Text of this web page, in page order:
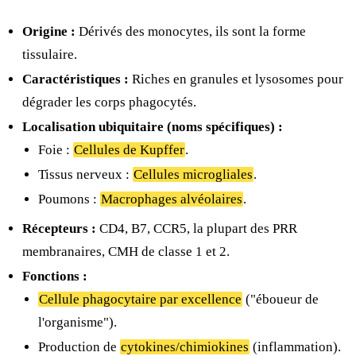
Origine : Dérivés des monocytes, ils sont la forme
tissulaire.
Caractéristiques : Riches en granules et lysosomes pour
dégrader les corps phagocytés.
Localisation ubiquitaire (noms spécifiques) :
Foie : Cellules de Kupffer.
Tissus nerveux : Cellules microgliales.
Poumons : Macrophages alvéolaires.
Récepteurs : CD4, B7, CCR5, la plupart des PRR
membranaires, CMH de classe 1 et 2.
Fonctions :
Cellule phagocytaire par excellence ("éboueur de
l'organisme").
Production de cytokines/chimiokines (inflammation).